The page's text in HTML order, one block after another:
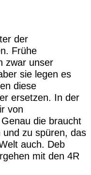
der
Frühe
zwar unser
sie legen es
diese
ersetzen. In der
von
die braucht
zu spüren, das
auch. Deb
mit den 4R